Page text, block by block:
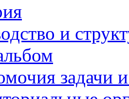
и
задачи